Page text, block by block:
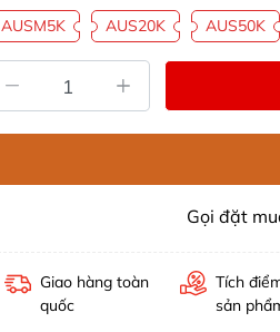
AUSM5K AUS20K AUS50K
Gọi đặt
Giao hàng toàn
quốc
Tích
sản